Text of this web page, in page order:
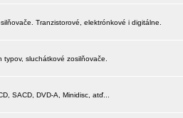
Tranzistorové, elektrónkové i digitálne.
sluchátkové zosilňovače.
SACD, DVD-A, Minidisc, atď...